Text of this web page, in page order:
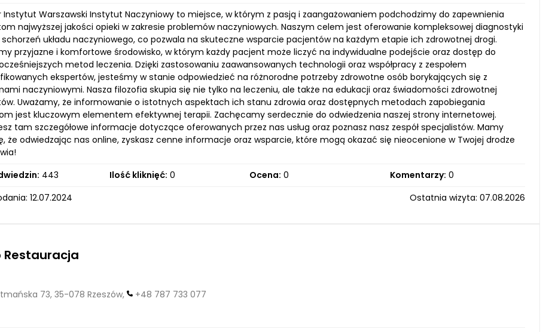
Instytut Warszawski Instytut Naczyniowy to miejsce, w którym z pasją i zaangażowaniem podchodzimy do zapewnienia
najwyższej jakości opieki w zakresie problemów naczyniowych. Naszym celem jest oferowanie kompleksowej diagnostyki
układu naczyniowego, co pozwala na skuteczne wsparcie pacjentów na każdym etapie ich zdrowotnej drogi.
przyjazne i komfortowe środowisko, w którym każdy pacjent może liczyć na indywidualne podejście oraz dostęp do
metod leczenia. Dzięki zastosowaniu zaawansowanych technologii oraz współpracy z zespołem
ekspertów, jesteśmy w stanie odpowiedzieć na różnorodne potrzeby zdrowotne osób borykających się z
naczyniowymi. Nasza filozofia skupia się nie tylko na leczeniu, ale także na edukacji oraz świadomości zdrowotnej
Uważamy, że informowanie o istotnych aspektach ich stanu zdrowia oraz dostępnych metodach zapobiegania
jest kluczowym elementem efektywnej terapii. Zachęcamy serdecznie do odwiedzenia naszej strony internetowej.
tam szczegółowe informacje dotyczące oferowanych przez nas usług oraz poznasz nasz zespół specjalistów. Mamy
że odwiedzając nas online, zyskasz cenne informacje oraz wsparcie, które mogą okazać się nieocenione w Twojej drodze
443 Ilość kliknięć: 0 Ocena: 0 Komentarzy: 0
12.07.2024
Ostatnia wizyta: 07.08.2026
Restauracja
73, 35-078 Rzeszów, +48 787 733 077